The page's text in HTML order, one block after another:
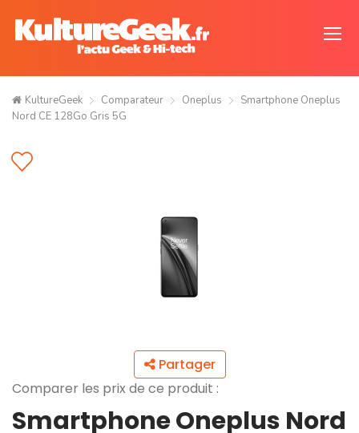
KultureGeek Comparateur Oneplus
Smartphone Oneplus
Nord CE 128Go Gris 5G
Partager
Comparer les prix de ce produit :
Smartphone Oneplus Nord